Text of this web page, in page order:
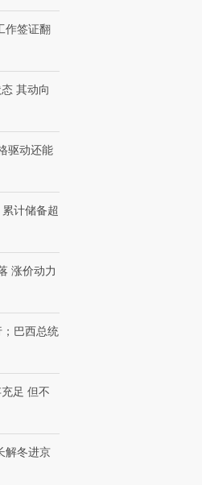
教
机”？难民潮撕裂西班牙
种
【商旅对话】华住集团
CFO：不靠规模取胜，华
作签证翻
其动向
驱动还能
计储备超
涨价动力
巴西总统
足 但不
解冬进京